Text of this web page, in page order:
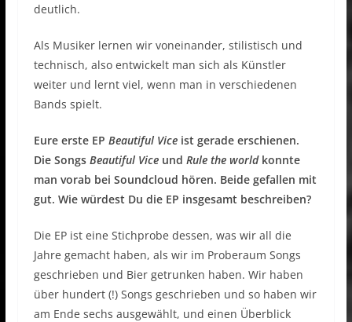
deutlich.
Als Musiker lernen wir voneinander, stilistisch und
technisch, also entwickelt man sich als Künstler
weiter und lernt viel, wenn man in verschiedenen
Bands spielt.
Eure erste EP Beautiful Viceist gerade erschienen.
Die Songs Beautiful Viceund Rule the worldkonnte
man vorab bei Soundcloud hören. Beide gefallen mit
gut. Wie würdest Du die EP insgesamt beschreiben?
Die EP ist eine Stichprobe dessen, was wir all die
Jahre gemacht haben, als wir im Proberaum Songs
geschrieben und Bier getrunken haben. Wir haben
über hundert (!) Songs geschrieben und so haben wir
am Ende sechs ausgewählt, und einen Überblick